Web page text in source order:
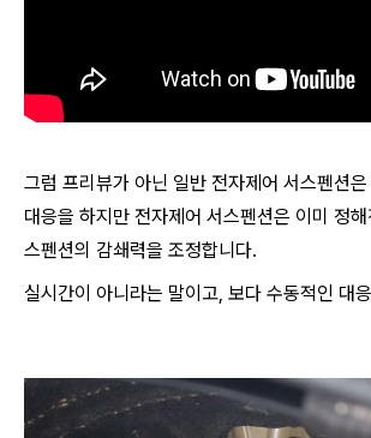
그럼 프리뷰가 아닌 일반 전자제어 서스펜션
대응을 하지만 전자제어 서스펜션은 이미 정해
스펜션의 감쇄력을 조정합니다.
실시간이 아니라는 말이고, 보다 수동적인 대